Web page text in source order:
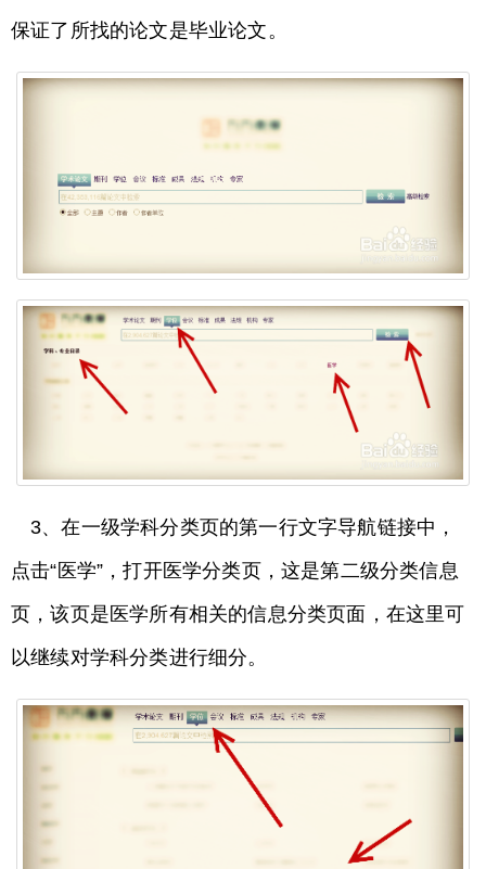
保证了所找的论文是毕业论文。
3、在一级学科分类页的第一行文字导航链接中，
点击“医学”，打开医学分类页，这是第二级分类信息
页，该页是医学所有相关的信息分类页面，在这里可
以继续对学科分类进行细分。